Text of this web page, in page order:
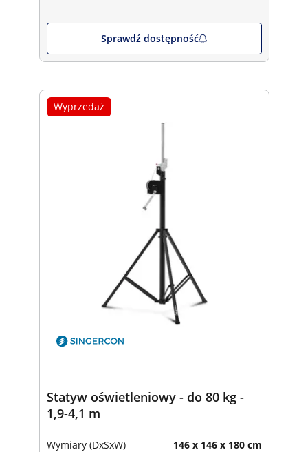
Sprawdź dostępność
Wyprzedaż
Statyw oświetleniowy - do 80 kg -
1,9-4,1 m
Wymiary (DxSxW) 146 x 146 x 180 cm